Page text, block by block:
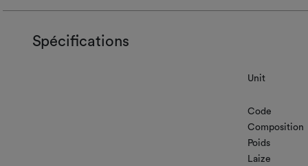
Spécifications
Unit
Code
Composition
Poids
Laize